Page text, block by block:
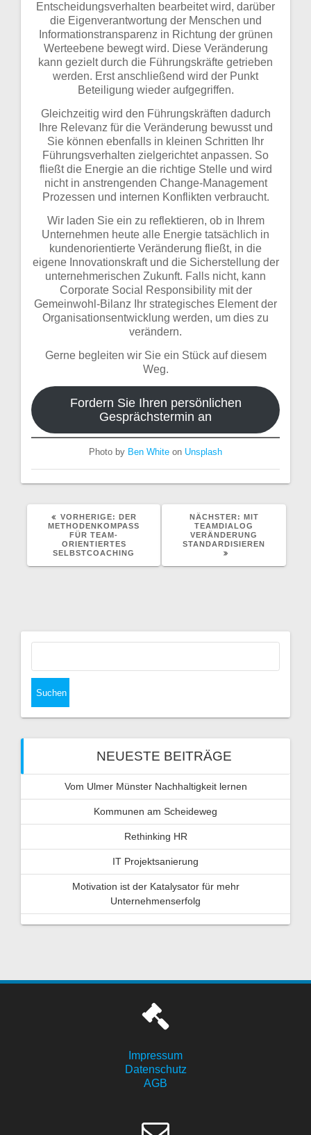
Entscheidungsverhalten bearbeitet wird, darüber
die Eigenverantwortung der Menschen und
Informationstransparenz in Richtung der grünen
Werteebene bewegt wird. Diese Veränderung
kann gezielt durch die Führungskräfte getrieben
werden. Erst anschließend wird der Punkt
Beteiligung wieder aufgegriffen.
Gleichzeitig wird den Führungskräften dadurch
Ihre Relevanz für die Veränderung bewusst und
Sie können ebenfalls in kleinen Schritten Ihr
Führungsverhalten zielgerichtet anpassen. So
fließt die Energie an die richtige Stelle und wird
nicht in anstrengenden Change-Management
Prozessen und internen Konflikten verbraucht.
Wir laden Sie ein zu reflektieren, ob in Ihrem
Unternehmen heute alle Energie tatsächlich in
kundenorientierte Veränderung fließt, in die
eigene Innovationskraft und die Sicherstellung der
unternehmerischen Zukunft. Falls nicht, kann
Corporate Social Responsibility mit der
Gemeinwohl-Bilanz Ihr strategisches Element der
Organisationsentwicklung werden, um dies zu
verändern.
Gerne begleiten wir Sie ein Stück auf diesem
Weg.
Fordern Sie Ihren persönlichen
Gesprächstermin an
Photo by Ben White on Unsplash
VORHERIGE: VORHERIGER
BEITRAG:
DER
METHODENKOMPASS
FÜR TEAM-
ORIENTIERTES
SELBSTCOACHING
NÄCHSTER: NÄCHSTER
BEITRAG:
MIT
TEAMDIALOG
VERÄNDERUNG
STANDARDISIEREN
NEUESTE BEITRÄGE
Vom Ulmer Münster Nachhaltigkeit lernen
Kommunen am Scheideweg
Rethinking HR
IT Projektsanierung
Motivation ist der Katalysator für mehr
Unternehmenserfolg
Impressum
Datenschutz
AGB